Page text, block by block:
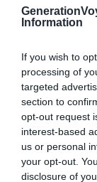
Information
If you wish to
processing of
targeted
section to
opt-out request
interest-based
us or personal
your opt-out.
disclosure of
soir, après un
gourmandes
6.
historique